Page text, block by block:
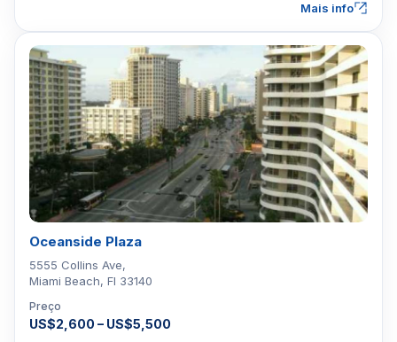
Mais info
Oceanside Plaza
5555 Collins Ave,
Miami Beach, Fl 33140
Preço
US$2,600 – US$5,500